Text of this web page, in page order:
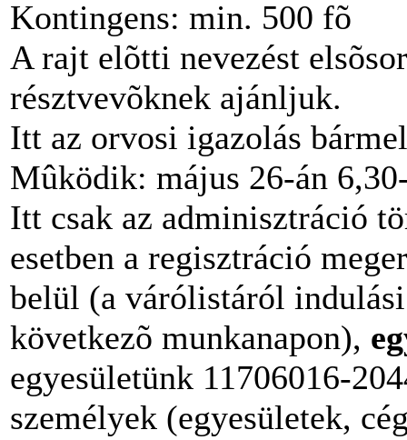
Kontingens: min. 500 fõ
A rajt elõtti nevezést
résztvevõknek ajánljuk.
Itt az orvosi igazolás
Mûködik: május 26-án
Itt csak az adminisztráció
esetben a regisztráció
belül (a várólistáról
következõ munkanapon),
egyesületünk 11706016-
személyek (egyesületek,